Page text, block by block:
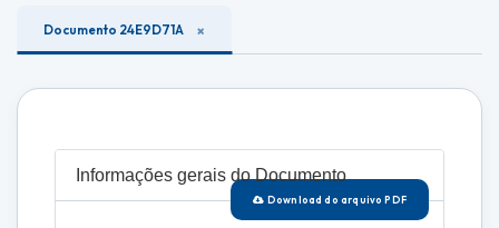
Documento 24E9D71A
Informações gerais do Documento
Download do arquivo PDF